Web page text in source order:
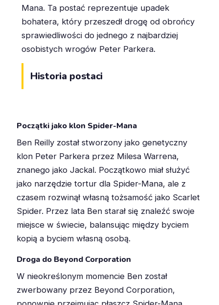
Mana. Ta postać reprezentuje upadek
bohatera, który przeszedł drogę od obrońcy
sprawiedliwości do jednego z najbardziej
osobistych wrogów Peter Parkera.
Historia postaci
Początki jako klon Spider-Mana
Ben Reilly został stworzony jako genetyczny
klon Peter Parkera przez Milesa Warrena,
znanego jako Jackal. Początkowo miał służyć
jako narzędzie tortur dla Spider-Mana, ale z
czasem rozwinął własną tożsamość jako Scarlet
Spider. Przez lata Ben starał się znaleźć swoje
miejsce w świecie, balansując między byciem
kopią a byciem własną osobą.
Droga do Beyond Corporation
W nieokreślonym momencie Ben został
zwerbowany przez Beyond Corporation,